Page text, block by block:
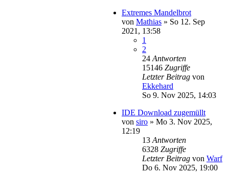
Extremes Mandelbrot
von Mathias » So 12. Sep
2021, 13:58
1
2
24 Antworten
15146 Zugriffe
Letzter Beitrag von
Ekkehard
So 9. Nov 2025, 14:03
IDE Download zugemüllt
von siro » Mo 3. Nov 2025,
12:19
13 Antworten
6328 Zugriffe
Letzter Beitrag von Warf
Do 6. Nov 2025, 19:00